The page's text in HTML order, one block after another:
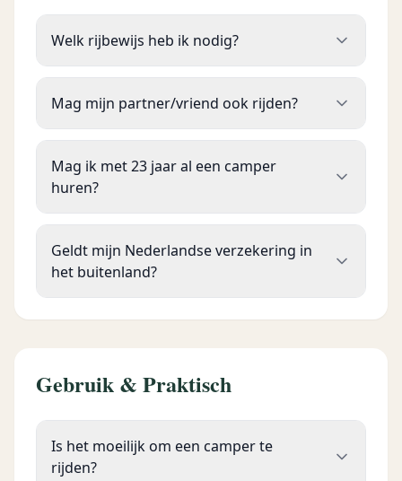
Welk rijbewijs heb ik nodig?
Mag mijn partner/vriend ook rijden?
Mag ik met 23 jaar al een camper
huren?
Geldt mijn Nederlandse verzekering in
het buitenland?
Gebruik & Praktisch
Is het moeilijk om een camper te
rijden?